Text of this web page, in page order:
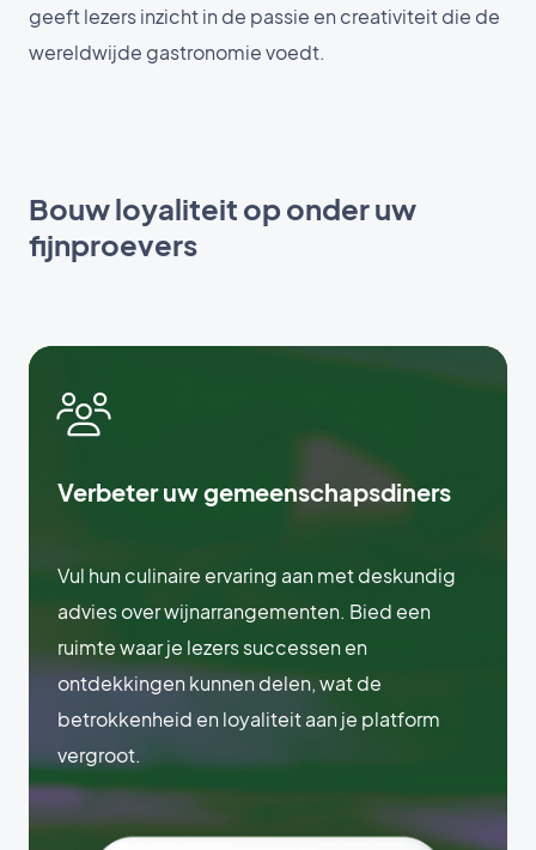
geeft lezers inzicht in de passie en creativiteit die de
wereldwijde gastronomie voedt.
Bouw loyaliteit op onder uw
fijnproevers
Verbeter uw gemeenschapsdiners
Vul hun culinaire ervaring aan met deskundig
advies over wijnarrangementen. Bied een
ruimte waar je lezers successen en
ontdekkingen kunnen delen, wat de
betrokkenheid en loyaliteit aan je platform
vergroot.